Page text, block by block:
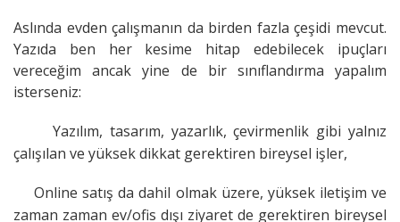
Aslında evden çalışmanın da birden fazla çeşidi mevcut.
Yazıda ben her kesime hitap edebilecek ipuçları
vereceğim ancak yine de bir sınıflandırma yapalım
isterseniz:
Yazılım, tasarım, yazarlık, çevirmenlik gibi yalnız
çalışılan ve yüksek dikkat gerektiren bireysel işler,
Online satış da dahil olmak üzere, yüksek iletişim ve
zaman zaman ev/ofis dışı ziyaret de gerektiren bireysel